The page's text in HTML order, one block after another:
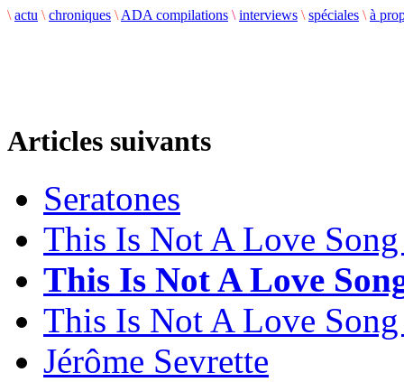
\ actu \ chroniques \ ADA compilations \ interviews \ spéciales \ à
Articles suivants
Seratones
This Is Not A Love
This Is Not A Love
This Is Not A Love
Jérôme Sevrette